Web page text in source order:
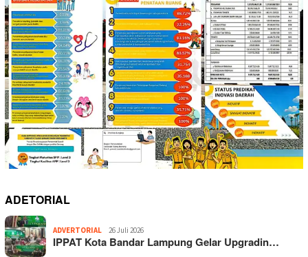
ADETORIAL
ADVERTORIAL 26 Juli 2026
IPPAT Kota Bandar Lampung Gelar Upgradin…